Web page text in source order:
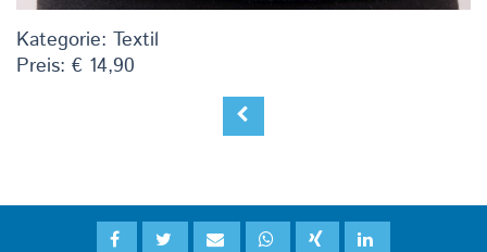
Kategorie: Textil
Preis: € 14,90